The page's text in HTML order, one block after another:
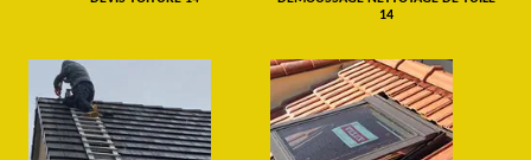
14